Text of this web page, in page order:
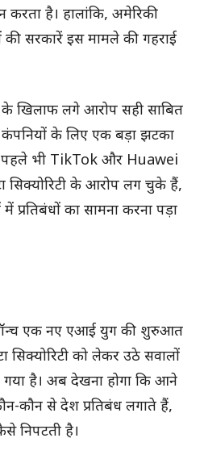
करता है। हालांकि, अमेरिकी
सरकारें इस मामले की गहराई
खिलाफ लगे आरोप सही साबित
के लिए एक बड़ा झटका
पहले भी TikTok और Huawei
सिक्योरिटी के आरोप लग चुके हैं,
का सामना करना पड़ा
एक नए एआई युग की शुरुआत
सिक्योरिटी को लेकर उठे सवालों
है। अब देखना होगा कि आने
कौन से देश प्रतिबंध लगाते हैं,
निपटती है।